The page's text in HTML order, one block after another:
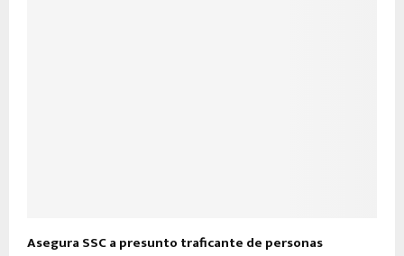
Asegura SSC a presunto traficante de personas